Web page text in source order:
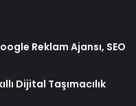
Reklam Ajansı, SEO
Dijital Taşımacılık